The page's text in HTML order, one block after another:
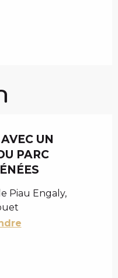
UN
PARC
Piau Engaly,